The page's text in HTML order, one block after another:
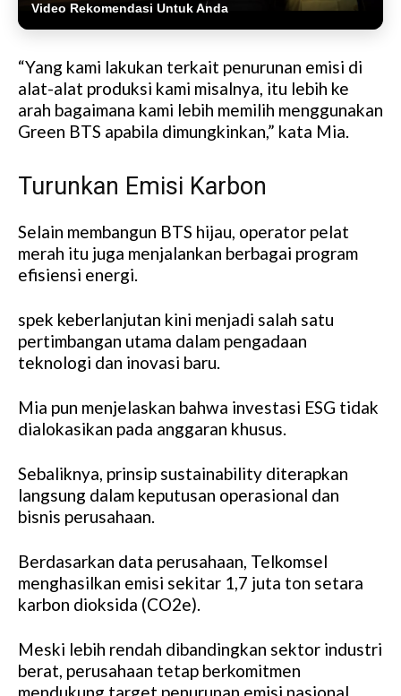
Video Rekomendasi Untuk Anda
“Yang kami lakukan terkait penurunan emisi di
alat-alat produksi kami misalnya, itu lebih ke
arah bagaimana kami lebih memilih menggunakan
Green BTS apabila dimungkinkan,” kata Mia.
Turunkan Emisi Karbon
Selain membangun BTS hijau, operator pelat
merah itu juga menjalankan berbagai program
efisiensi energi.
spek keberlanjutan kini menjadi salah satu
pertimbangan utama dalam pengadaan
teknologi dan inovasi baru.
Mia pun menjelaskan bahwa investasi ESG tidak
dialokasikan pada anggaran khusus.
Sebaliknya, prinsip sustainability diterapkan
langsung dalam keputusan operasional dan
bisnis perusahaan.
Berdasarkan data perusahaan, Telkomsel
menghasilkan emisi sekitar 1,7 juta ton setara
karbon dioksida (CO2e).
Meski lebih rendah dibandingkan sektor industri
berat, perusahaan tetap berkomitmen